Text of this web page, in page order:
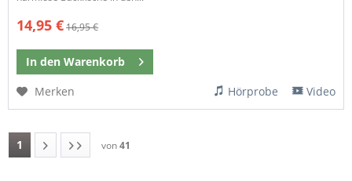
14,95 €16,95 €
In den Warenkorb
Merken
Hörprobe Video
1 von41